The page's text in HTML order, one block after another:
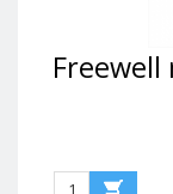
Freewell